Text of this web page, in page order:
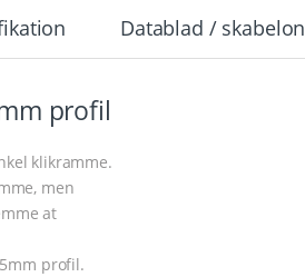
Datablad / skabelon
profil
klikramme.
men
at
profil.